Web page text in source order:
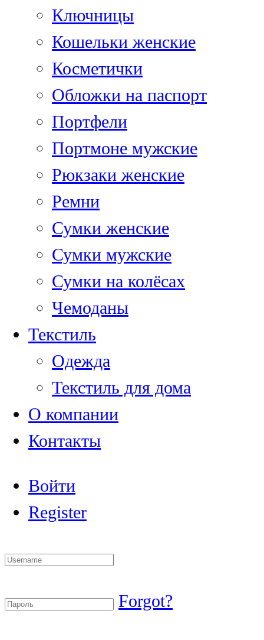
Ключницы
Кошельки женские
Косметички
Обложки на паспорт
Портфели
Портмоне мужские
Рюкзаки женские
Ремни
Сумки женские
Сумки мужские
Сумки на колёсах
Чемоданы
Текстиль
Одежда
Текстиль для дома
О компании
Контакты
Войти
Register
Forgot?